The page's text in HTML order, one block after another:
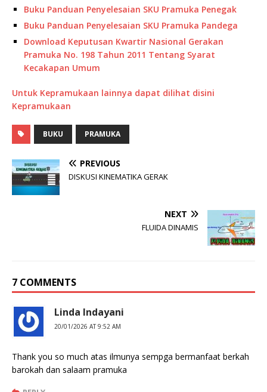
Buku Panduan Penyelesaian SKU Pramuka Penegak
Buku Panduan Penyelesaian SKU Pramuka Pandega
Download Keputusan Kwartir Nasional Gerakan
Pramuka No. 198 Tahun 2011 Tentang Syarat
Kecakapan Umum
Untuk Kepramukaan lainnya dapat dilihat disini
Kepramukaan
BUKU PRAMUKA
PREVIOUS
DISKUSI KINEMATIKA GERAK
NEXT
FLUIDA DINAMIS
7 COMMENTS
Linda Indayani
20/01/2026 AT 9:52 AM
Thank you so much atas ilmunya sempga bermanfaat berkah
barokah dan salaam pramuka